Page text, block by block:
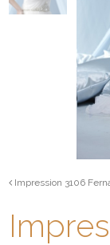
Impression 3106